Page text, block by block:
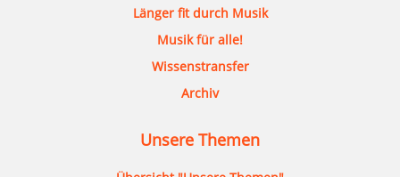
Länger fit durch Musik
Musik für alle!
Wissenstransfer
Archiv
Unsere Themen